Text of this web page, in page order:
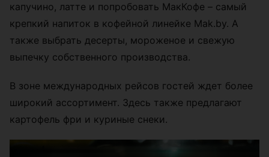
капучино, латте и попробовать МакКофе – самый
крепкий напиток в кофейной линейке Mak.by. А
также выбрать десерты, мороженое и свежую
выпечку собственного производства.
В зоне международных рейсов гостей ждет более
широкий ассортимент. Здесь также предлагают
картофель фри и куриные снеки.